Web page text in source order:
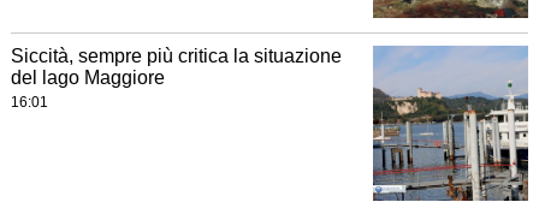
Siccità, sempre più critica la situazione
del lago Maggiore
16:01